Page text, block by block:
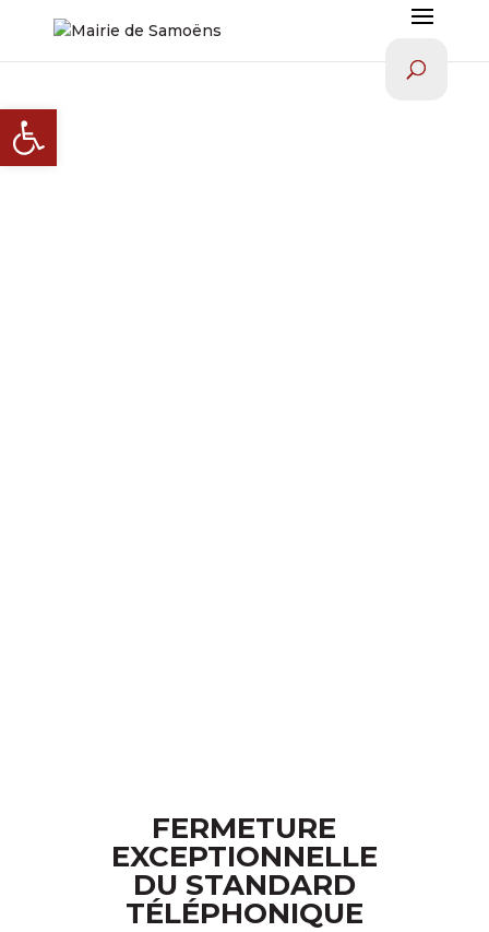
FERMETURE
EXCEPTIONNELLE
DU STANDARD
TÉLÉPHONIQUE
Ouvrir la barre d’outils